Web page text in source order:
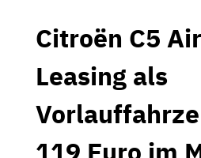
Citroën C5
Leasing als